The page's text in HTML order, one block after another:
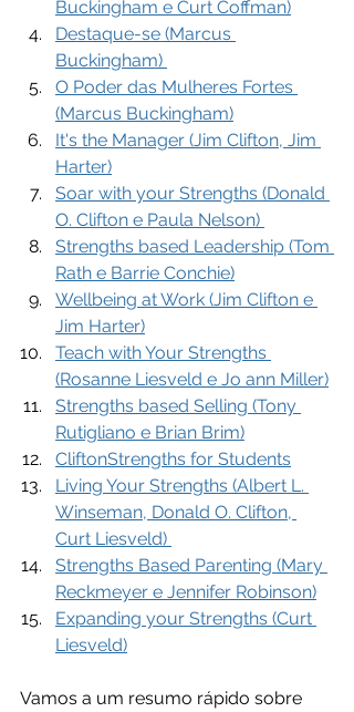
Buckingham e Curt Coffman)
Destaque-se (Marcus
Buckingham)
O Poder das Mulheres Fortes
(Marcus Buckingham)
It's the Manager (Jim Clifton, Jim
Harter)
Soar with your Strengths (Donald
O. Clifton e Paula Nelson)
Strengths based Leadership (Tom
Rath e Barrie Conchie)
Wellbeing at Work (Jim Clifton e
Jim Harter)
Teach with Your Strengths
(Rosanne Liesveld e Jo ann Miller)
Strengths based Selling (Tony
Rutigliano e Brian Brim)
CliftonStrengths for Students
Living Your Strengths (Albert L.
Winseman, Donald O. Clifton,
Curt Liesveld)
Strengths Based Parenting (Mary
Reckmeyer e Jennifer Robinson)
Expanding your Strengths (Curt
Liesveld)
Vamos a um resumo rápido sobre